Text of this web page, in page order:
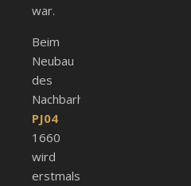
war.
Beim
Neubau
des
Nachbarhauses
PJ04
1660
wird
erstmals